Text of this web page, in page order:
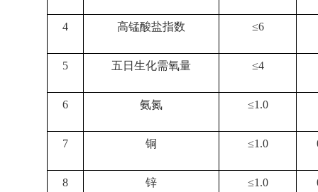
4 高锰酸盐指数 ≤6
5 五日生化需氧量 ≤4
6 氨氮 ≤1.0
7 铜 ≤1.0
8 锌 ≤1.0